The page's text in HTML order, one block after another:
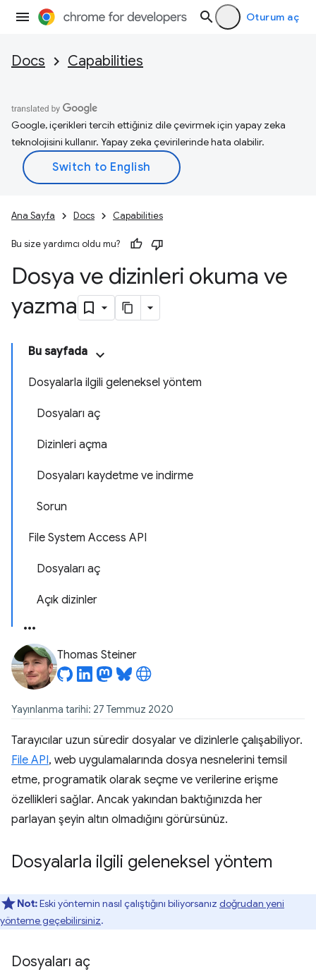
Oturum aç
Docs Capabilities
Google, içerikleri tercih ettiğiniz dile çevirmek için yapay zeka
teknolojisini kullanır. Yapay zeka çevirilerinde hata olabilir.
Ana Sayfa Docs Capabilities
Bu size yardımcı oldu mu?
Dosya ve dizinleri okuma ve
yazma
Bu sayfada
Dosyalarla ilgili geleneksel yöntem
Dosyaları aç
Dizinleri açma
Dosyaları kaydetme ve indirme
Sorun
File System Access API
Dosyaları aç
Açık dizinler
Thomas Steiner
Yayınlanma tarihi: 27 Temmuz 2020
Tarayıcılar uzun süredir dosyalar ve dizinlerle çalışabiliyor.
File API, web uygulamalarında dosya nesnelerini temsil
etme, programatik olarak seçme ve verilerine erişme
özellikleri sağlar. Ancak yakından baktığınızda her
parlayan şeyin altın olmadığını görürsünüz.
Dosyalarla ilgili geleneksel yöntem
Not:Eski yöntemin nasıl çalıştığını biliyorsanız doğrudan yeni
yönteme geçebilirsiniz.
Dosyaları aç